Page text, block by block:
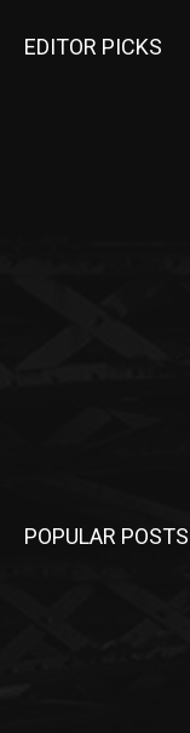
EDITOR PICKS
POPULAR POSTS